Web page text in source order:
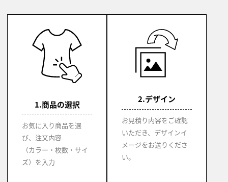
1.商品の選択
お気に入り商品を選
び、注文内容
（カラー・枚数・サイ
ズ）を入力
2.デザイン
お見積り内容をご確認
いただき、デザインイ
メージをお送りくださ
い。